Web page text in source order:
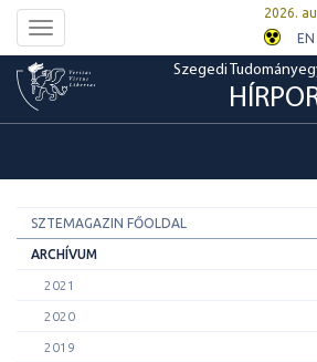
Toggle
navigation
2026.
EN
Szegedi
SZTEMAGAZIN FŐOLDAL
ARCHÍVUM
2021
2020
2019